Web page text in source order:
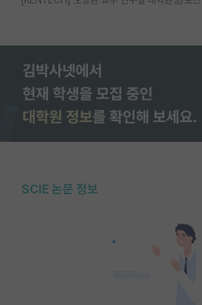
SCIE 논문 정보